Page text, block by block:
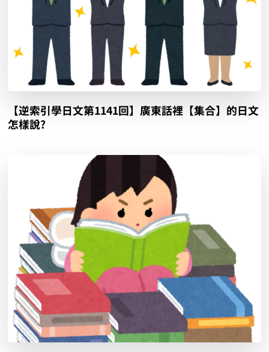
【逆索引學日文第1141回】廣東話裡【集合】的日文
怎樣說?